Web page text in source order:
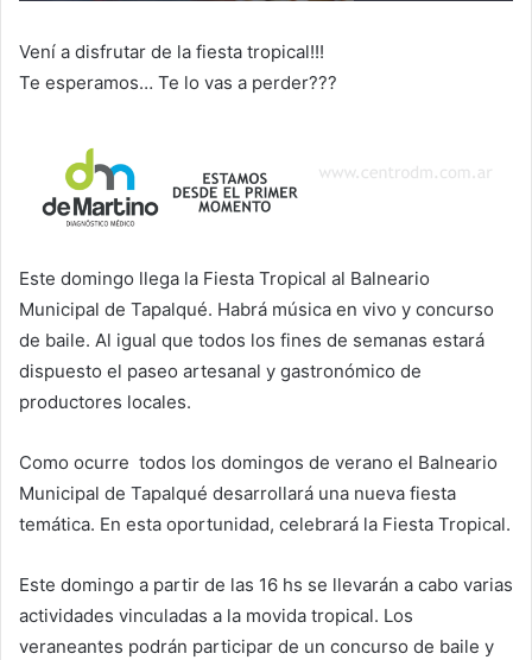
Vení a disfrutar de la fiesta tropical!!!
Te esperamos… Te lo vas a perder???
Este domingo llega la Fiesta Tropical al Balneario
Municipal de Tapalqué. Habrá música en vivo y concurso
de baile. Al igual que todos los fines de semanas estará
dispuesto el paseo artesanal y gastronómico de
productores locales.
Como ocurre todos los domingos de verano el Balneario
Municipal de Tapalqué desarrollará una nueva fiesta
temática. En esta oportunidad, celebrará la Fiesta Tropical.
Este domingo a partir de las 16 hs se llevarán a cabo varias
actividades vinculadas a la movida tropical. Los
veraneantes podrán participar de un concurso de baile y